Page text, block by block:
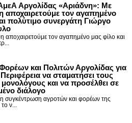
Αργολίδας «Αριάδνη»: Με
αποχαιρετούμε τον αγαπημένο
πολύτιμο συνεργάτη Γιώργο
αποχαιρετούμε τον αγαπημένο μας φίλο και
και Πολιτών Αργολίδας για
να σταματήσει τους
και να προσέλθει σε
διάλογο
συγκέντρωση αγροτών και φορέων της
ν...